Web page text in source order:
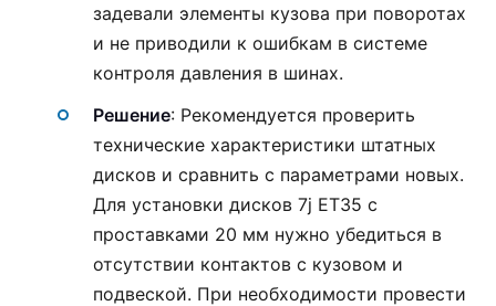
задевали элементы кузова при поворотах
и не приводили к ошибкам в системе
контроля давления в шинах.
Решение: Рекомендуется проверить
технические характеристики штатных
дисков и сравнить с параметрами новых.
Для установки дисков 7j ET35 с
проставками 20 мм нужно убедиться в
отсутствии контактов с кузовом и
подвеской. При необходимости провести